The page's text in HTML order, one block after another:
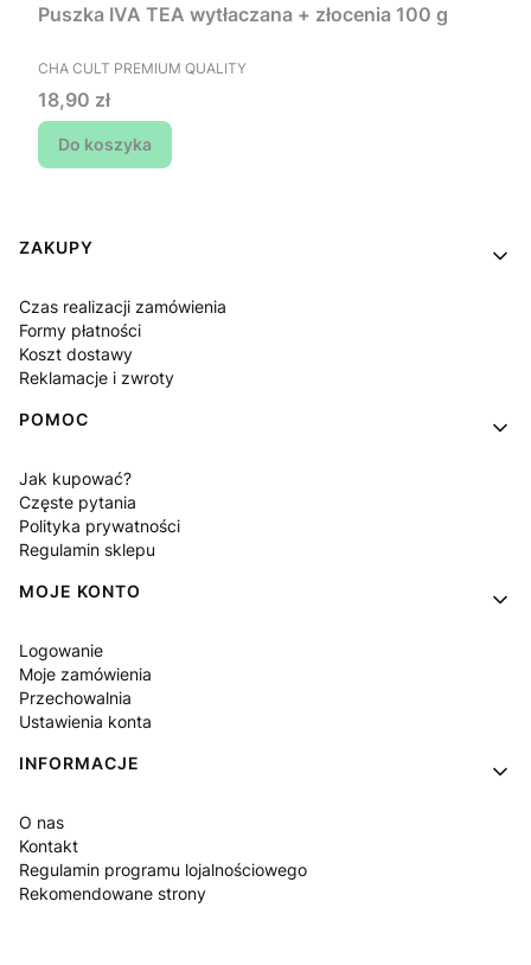
Puszka IVA TEA wytłaczana + złocenia 100 g
PRODUCENT
CHA CULT PREMIUM QUALITY
Cena
18,90 zł
Do koszyka
Linki w stopce
ZAKUPY
Czas realizacji zamówienia
Formy płatności
Koszt dostawy
Reklamacje i zwroty
POMOC
Jak kupować?
Częste pytania
Polityka prywatności
Regulamin sklepu
MOJE KONTO
Logowanie
Moje zamówienia
Przechowalnia
Ustawienia konta
INFORMACJE
O nas
Kontakt
Regulamin programu lojalnościowego
Rekomendowane strony